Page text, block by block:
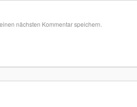
nächsten Kommentar speichern.